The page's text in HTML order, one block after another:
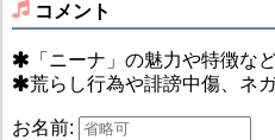
コメント
「ニーナ」の魅力や特徴な
荒らし行為や誹謗中傷、ネ
お名前: